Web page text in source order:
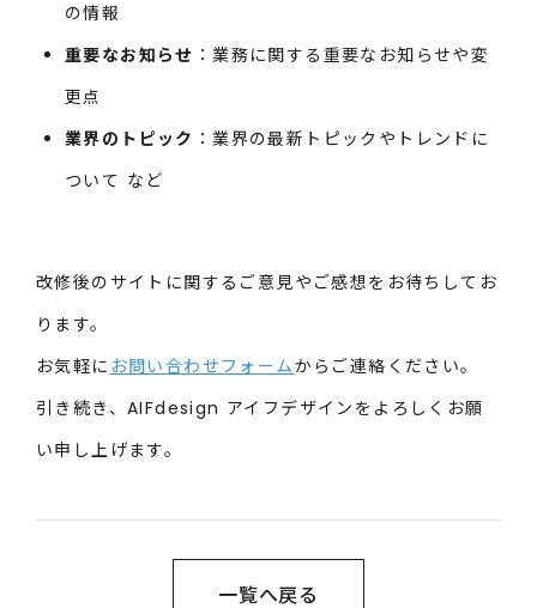
の情報
重要なお知らせ ：業務に関する重要なお知らせや変
更点
業界のトピック ：業界の最新トピックやトレンドに
ついて など
改修後のサイトに関するご意見やご感想をお待ちしてお
ります。
お気軽に お問い合わせフォームからご連絡ください。
引き続き、AIFdesign アイフデザインをよろしくお願
い申し上げます。
一覧へ戻る